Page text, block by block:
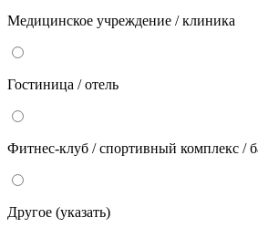
Медицинское учреждение / клиника
Гостиница / отель
Фитнес-клуб / спортивный комплекс /
Другое (указать)